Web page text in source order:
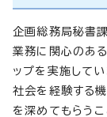
企画総務局秘書
業務に関心のあ
ップを実施して
社会を経験する
を深めてもらうこ